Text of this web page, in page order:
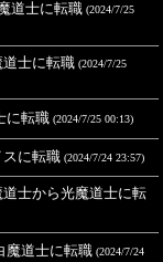
道士に転職 (2024/7/25
道士に転職 (2024/7/25
に転職 (2024/7/25 00:13)
スに転職 (2024/7/24 23:57)
士から光魔道士に転
魔道士に転職 (2024/7/24